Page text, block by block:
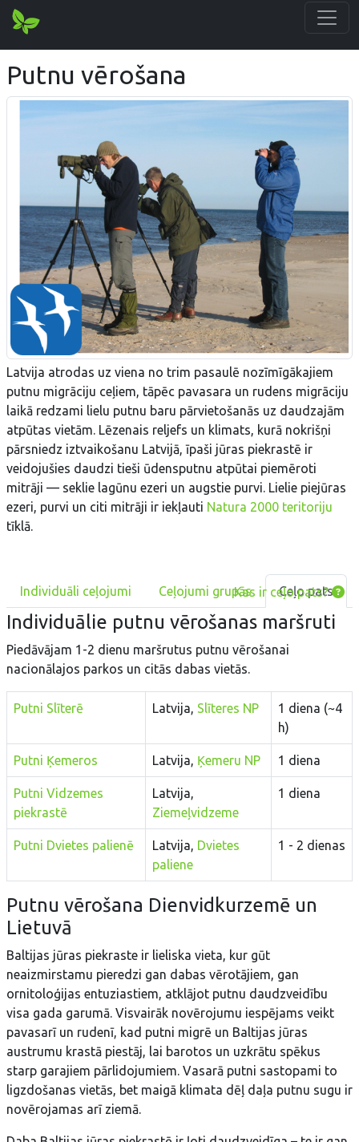
Putnu vērošana
Latvija atrodas uz viena no trim pasaulē nozīmīgākajiem
putnu migrāciju ceļiem, tāpēc pavasara un rudens migrāciju
laikā redzami lielu putnu baru pārvietošanās uz daudzajām
atpūtas vietām. Lēzenais reljefs un klimats, kurā nokrišņi
pārsniedz iztvaikošanu Latvijā, īpaši jūras piekrastē ir
veidojušies daudzi tieši ūdensputnu atpūtai piemēroti
mitrāji — seklie lagūnu ezeri un augstie purvi. Lielie piejūras
ezeri, purvi un citi mitrāji ir iekļauti Natura 2000 teritoriju
tīklā.
Individuāli ceļojumi Ceļojumi grupās Ceļo pats
Kas ir ceļo pats?
Individuālie putnu vērošanas maršruti
Piedāvājam 1-2 dienu maršrutus putnu vērošanai
nacionālajos parkos un citās dabas vietās.
Putni Slīterē Latvija, Slīteres NP
1 diena (~4
h)
Putni Ķemeros Latvija, Ķemeru NP 1 diena
Putni Vidzemes
piekrastē
Latvija,
Ziemeļvidzeme
1 diena
Putni Dvietes palienē Latvija, Dvietes
paliene
1 - 2 dienas
Putnu vērošana Dienvidkurzemē un
Lietuvā
Baltijas jūras piekraste ir lieliska vieta, kur gūt
neaizmirstamu pieredzi gan dabas vērotājiem, gan
ornitoloģijas entuziastiem, atklājot putnu daudzveidību
visa gada garumā. Visvairāk novērojumu iespējams veikt
pavasarī un rudenī, kad putni migrē un Baltijas jūras
austrumu krastā piestāj, lai barotos un uzkrātu spēkus
starp garajiem pārlidojumiem. Vasarā putni sastopami to
ligzdošanas vietās, bet maigā klimata dēļ daļa putnu sugu ir
novērojamas arī ziemā.